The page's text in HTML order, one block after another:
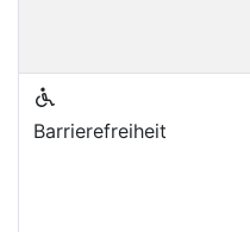
Barrierefreiheit